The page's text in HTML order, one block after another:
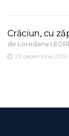
Crăciun, cu
de Loredana
23 decembrie 2019